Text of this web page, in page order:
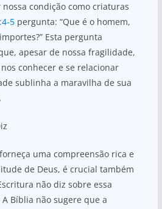
condição como criaturas
5pergunta: “Que é o homem,
Esta pergunta
apesar de nossa fragilidade,
conhecer e se relacionar
sublinha a maravilha de sua
uma compreensão rica e
de Deus, é crucial também
não diz sobre essa
Bíblia não sugere que a